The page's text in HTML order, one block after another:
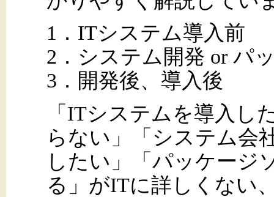
1．ITシステム導入前
2．システム開発 or パ
3．開発後、導入後
「ITシステムを導入し
らない」「システム会
したい」「パッケージ
る」がITに詳しくない